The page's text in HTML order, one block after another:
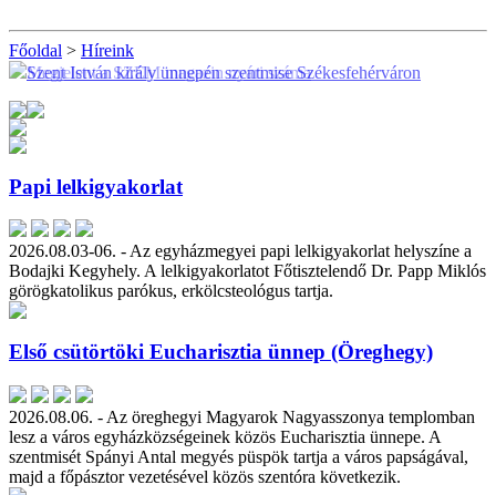
Főoldal > Híreink
Megjelent a SZEM magazin nyári száma
Szent István király ünnepén szentmise Székesfehérváron
Papi lelkigyakorlat
2026.08.03-06. - Az egyházmegyei papi lelkigyakorlat helyszíne a
Bodajki Kegyhely. A lelkigyakorlatot Főtisztelendő Dr. Papp Miklós
görögkatolikus parókus, erkölcsteológus tartja.
Első csütörtöki Eucharisztia ünnep (Öreghegy)
2026.08.06. - Az öreghegyi Magyarok Nagyasszonya templomban
lesz a város egyházközségeinek közös Eucharisztia ünnepe. A
szentmisét Spányi Antal megyés püspök tartja a város papságával,
majd a főpásztor vezetésével közös szentóra következik.